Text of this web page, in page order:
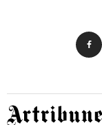
Artribune